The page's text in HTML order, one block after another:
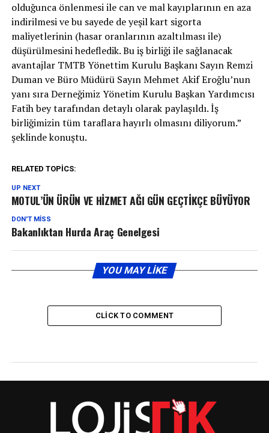
olduğunca önlenmesi ile can ve mal kayıplarının en aza
indirilmesi ve bu sayede de yeşil kart sigorta
maliyetlerinin (hasar oranlarının azaltılması ile)
düşürülmesini hedefledik. Bu iş birliği ile sağlanacak
avantajlar TMTB Yönettim Kurulu Başkanı Sayın Remzi
Duman ve Büro Müdürü Sayın Mehmet Akif Eroğlu’nun
yanı sıra Derneğimiz Yönetim Kurulu Başkan Yardımcısı
Fatih bey tarafından detaylı olarak paylaşıldı. İş
birliğimizin tüm taraflara hayırlı olmasını diliyorum.”
şeklinde konuştu.
RELATED TOPICS:
UP NEXT
MOTUL’ÜN ÜRÜN VE HİZMET AĞI GÜN GEÇTİKÇE BÜYÜYOR
DON'T MISS
Bakanlıktan Hurda Araç Genelgesi
YOU MAY LIKE
CLICK TO COMMENT